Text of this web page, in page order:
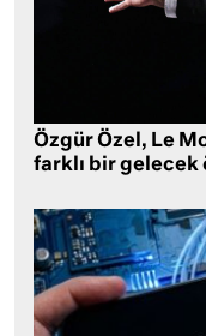
Özgür Özel, Le
farklı bir gelecek